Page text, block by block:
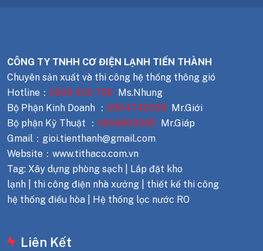
CÔNG TY TNHH CƠ ĐIỆN LẠNH TIẾN THÀNH
Chuyên sản xuất và thi công hệ thống thông gió
Hotline： 0909 405 766 Ms.Nhung
Bộ Phận Kinh Doanh ： 0904745039 Mr.Giới
Bộ phận Kỹ Thuật ： 0908808385 Mr.Giáp
Gmail：gioi.tienthanh@gmail.com
Website：www.tithaco.com.vn
Tag: Xây dựng phòng sạch | Lắp đặt kho
lạnh | thi công điện nhà xưởng | thiết kế thi công
hệ thống điều hòa | Hệ thống lọc nước RO
Liên Kết